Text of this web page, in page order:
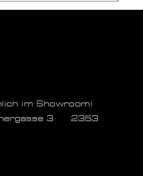
im Showroom!
3 2353